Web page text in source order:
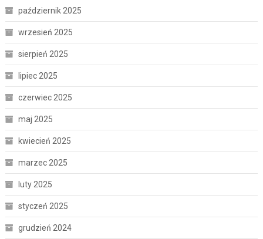
październik 2025
wrzesień 2025
sierpień 2025
lipiec 2025
czerwiec 2025
maj 2025
kwiecień 2025
marzec 2025
luty 2025
styczeń 2025
grudzień 2024